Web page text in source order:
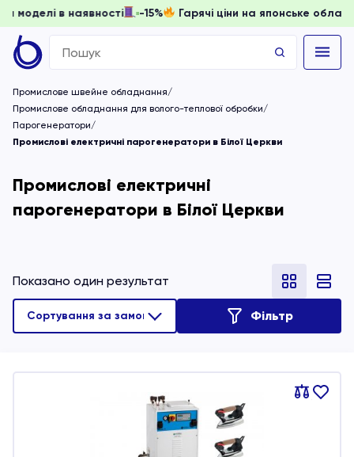
моделі в наявності -15% Гарячі ціни на японське
Search
for:
Промислове швейне обладнання
Промислове обладнання для волого-теплової обробки
Парогенератори
Промислові електричні парогенератори в Білої Церкви
Промислові електричні
парогенератори в Білої Церкви
Показано один результат
Фільтр
Порівняти
В